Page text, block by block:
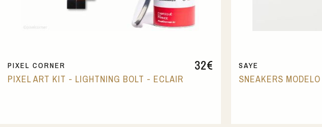
32€
PIXEL CORNER
PIXEL ART KIT - LIGHTNING BOLT - ECLAIR
SAYE
SNEAKERS